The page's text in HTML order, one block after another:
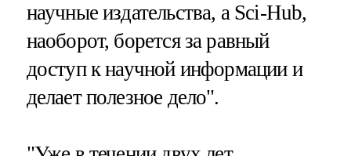
научные издательства, а Sci-Hub,
наоборот, борется за равный
доступ к научной информации и
делает полезное дело".